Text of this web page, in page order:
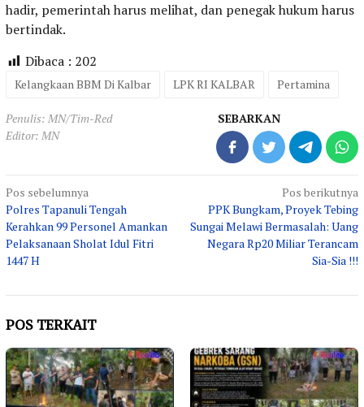
hadir, pemerintah harus melihat, dan penegak hukum harus
bertindak.
Dibaca : 202
Kelangkaan BBM Di Kalbar LPK RI KALBAR Pertamina
Penulis: MN/Tim-Red
Editor: MN
SEBARKAN
Navigasi
pos
Pos sebelumnya
Polres Tapanuli Tengah
Kerahkan 99 Personel Amankan
Pelaksanaan Sholat Idul Fitri
1447 H
Pos berikutnya
PPK Bungkam, Proyek Tebing
Sungai Melawi Bermasalah: Uang
Negara Rp20 Miliar Terancam
Sia-Sia !!!
POS TERKAIT